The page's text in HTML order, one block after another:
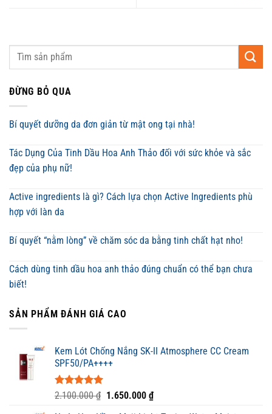
ĐỪNG BỎ QUA
Bí quyết dưỡng da đơn giản từ mật ong tại nhà!
Tác Dụng Của Tinh Dầu Hoa Anh Thảo đối với sức khỏe và sắc
đẹp của phụ nữ!
Active ingredients là gì? Cách lựa chọn Active Ingredients phù
hợp với làn da
Bí quyết “nằm lòng” về chăm sóc da bằng tinh chất hạt nho!
Cách dùng tinh dầu hoa anh thảo đúng chuẩn có thể bạn chưa
biết!
SẢN PHẨM ĐÁNH GIÁ CAO
Kem Lót Chống Nắng SK-II Atmosphere CC Cream
SPF50/PA++++
Được xếp
2.100.000₫ Giá
1.650.000 ₫Giá